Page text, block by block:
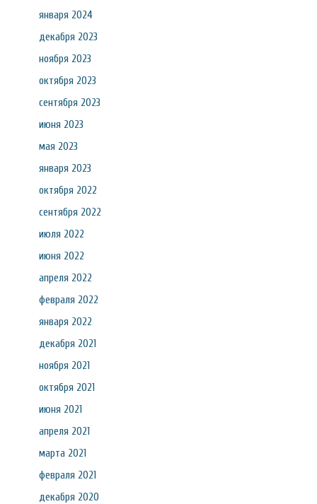
января 2024
декабря 2023
ноября 2023
октября 2023
сентября 2023
июня 2023
мая 2023
января 2023
октября 2022
сентября 2022
июля 2022
июня 2022
апреля 2022
февраля 2022
января 2022
декабря 2021
ноября 2021
октября 2021
июня 2021
апреля 2021
марта 2021
февраля 2021
декабря 2020